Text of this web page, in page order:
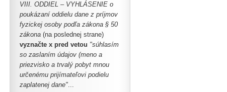
VIII. ODDIEL – VYHLÁSENIE o
poukázaní oddielu dane z príjmov
fyzickej osoby podľa zákona § 50
zákona (na poslednej strane)
vyznačte x pred vetou "súhlasím
so zaslaním údajov (meno a
priezvisko a trvalý pobyt mnou
určenému prijímateľovi podielu
zaplatenej dane"...